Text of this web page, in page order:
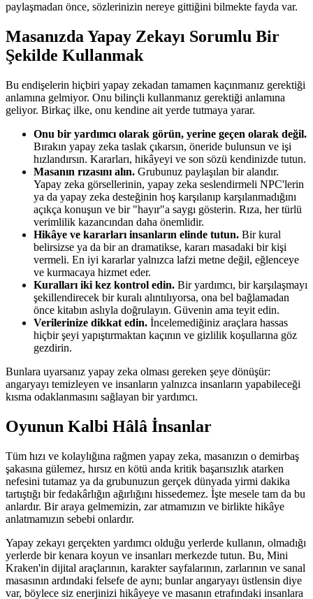
paylaşmadan önce, sözlerinizin nereye gittiğini bilmekte fayda var.
Masanızda Yapay Zekayı Sorumlu Bir
Şekilde Kullanmak
Bu endişelerin hiçbiri yapay zekadan tamamen kaçınmanız gerektiği
anlamına gelmiyor. Onu bilinçli kullanmanız gerektiği anlamına
geliyor. Birkaç ilke, onu kendine ait yerde tutmaya yarar.
Onu bir yardımcı olarak görün, yerine geçen olarak değil.
Bırakın yapay zeka taslak çıkarsın, öneride bulunsun ve işi
hızlandırsın. Kararları, hikâyeyi ve son sözü kendinizde tutun.
Masanın rızasını alın. Grubunuz paylaşılan bir alandır.
Yapay zeka görsellerinin, yapay zeka seslendirmeli NPC'lerin
ya da yapay zeka desteğinin hoş karşılanıp karşılanmadığını
açıkça konuşun ve bir "hayır"a saygı gösterin. Rıza, her türlü
verimlilik kazancından daha önemlidir.
Hikâye ve kararları insanların elinde tutun. Bir kural
belirsizse ya da bir an dramatikse, kararı masadaki bir kişi
vermeli. En iyi kararlar yalnızca lafzi metne değil, eğlenceye
ve kurmacaya hizmet eder.
Kuralları iki kez kontrol edin. Bir yardımcı, bir karşılaşmayı
şekillendirecek bir kuralı alıntılıyorsa, ona bel bağlamadan
önce kitabın aslıyla doğrulayın. Güvenin ama teyit edin.
Verilerinize dikkat edin. İncelemediğiniz araçlara hassas
hiçbir şeyi yapıştırmaktan kaçının ve gizlilik koşullarına göz
gezdirin.
Bunlara uyarsanız yapay zeka olması gereken şeye dönüşür:
angaryayı temizleyen ve insanların yalnızca insanların yapabileceği
kısma odaklanmasını sağlayan bir yardımcı.
Oyunun Kalbi Hâlâ İnsanlar
Tüm hızı ve kolaylığına rağmen yapay zeka, masanızın o demirbaş
şakasına gülemez, hırsız en kötü anda kritik başarısızlık atarken
nefesini tutamaz ya da grubunuzun gerçek dünyada yirmi dakika
tartıştığı bir fedakârlığın ağırlığını hissedemez. İşte mesele tam da bu
anlardır. Bir araya gelmemizin, zar atmamızın ve birlikte hikâye
anlatmamızın sebebi onlardır.
Yapay zekayı gerçekten yardımcı olduğu yerlerde kullanın, olmadığı
yerlerde bir kenara koyun ve insanları merkezde tutun. Bu, Mini
Kraken'in dijital araçlarının, karakter sayfalarının, zarlarının ve sanal
masasının ardındaki felsefe de aynı; bunlar angaryayı üstlensin diye
var, böylece siz enerjinizi hikâyeye ve masanın etrafındaki insanlara